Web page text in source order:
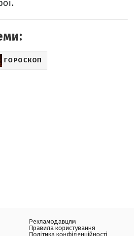
ГОРОСКОП
Рекламодавцям
Правила користування
Політика конфіденційності